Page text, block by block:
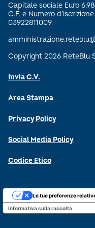
Capitale sociale Euro
C.F. e Numero
03922811009
Copyright 2026 ReteBlu
Invia C.V.
Area Stampa
Privacy Policy
Social Media Policy
Codice Etico
Informativa sulla raccolta
Le tue preferenze